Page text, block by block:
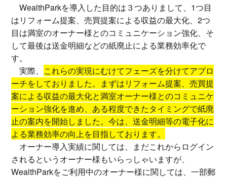
WealthParkを導入した目的は３つありまして、1つ目
はリフォーム提案、売買提案による収益の最大化、2つ
目は満室のオーナー様とのコミュニケーション強化、そ
して最後は送金明細などの紙廃止による業務効率化で
す。
実際、 これらの実現にむけてフェーズを分けてアプロ
ーチをしておりました。まずはリフォーム提案、売買提
案による収益の最大化と満室オーナー様とのコミュニケ
ーション強化を進め、ある程度できたタイミングで紙廃
止の案内を開始しました。今は、送金明細等の電子化に
よる業務効率の向上を目指しております。
オーナー導入実績に関しては、まだこれからログイン
されるというオーナー様もいらっしゃいますが、
WealthParkをご利用中のオーナー様に関しては、一部郵